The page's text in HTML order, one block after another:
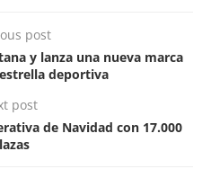
post
y lanza una nueva marca
deportiva
post
de Navidad con 17.000